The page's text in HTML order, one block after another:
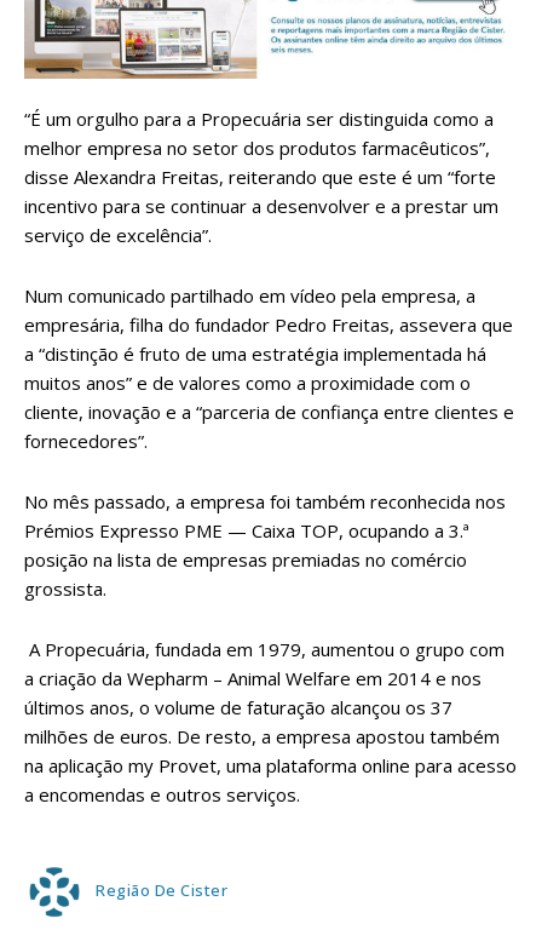
“É um orgulho para a Propecuária ser distinguida como a
melhor empresa no setor dos produtos farmacêuticos”,
disse Alexandra Freitas, reiterando que este é um “forte
incentivo para se continuar a desenvolver e a prestar um
serviço de excelência”.
Num comunicado partilhado em vídeo pela empresa, a
empresária, filha do fundador Pedro Freitas, assevera que
a “distinção é fruto de uma estratégia implementada há
muitos anos” e de valores como a proximidade com o
cliente, inovação e a “parceria de confiança entre clientes e
fornecedores”.
No mês passado, a empresa foi também reconhecida nos
Prémios Expresso PME — Caixa TOP, ocupando a 3.ª
posição na lista de empresas premiadas no comércio
grossista.
A Propecuária, fundada em 1979, aumentou o grupo com
a criação da Wepharm – Animal Welfare em 2014 e nos
últimos anos, o volume de faturação alcançou os 37
milhões de euros. De resto, a empresa apostou também
na aplicação my Provet, uma plataforma online para acesso
a encomendas e outros serviços.
Região De Cister